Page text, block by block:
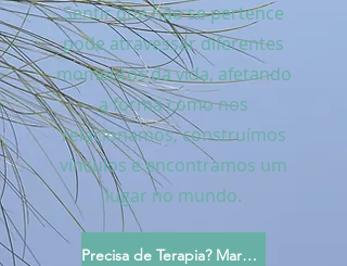
Sentir que não se pertence
pode atravessar diferentes
momentos da vida, afetando
a forma como nos
relacionamos, construímos
vínculos e encontramos um
lugar no mundo.
Precisa de Terapia? Marque sua Sessão